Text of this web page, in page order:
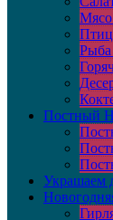
Постный
Украшаем